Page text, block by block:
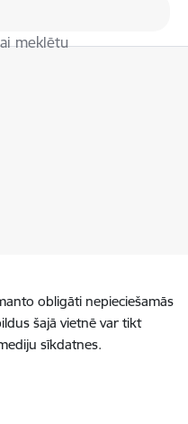
meklētu
obligāti nepieciešamās
šajā vietnē var tikt
sīkdatnes.